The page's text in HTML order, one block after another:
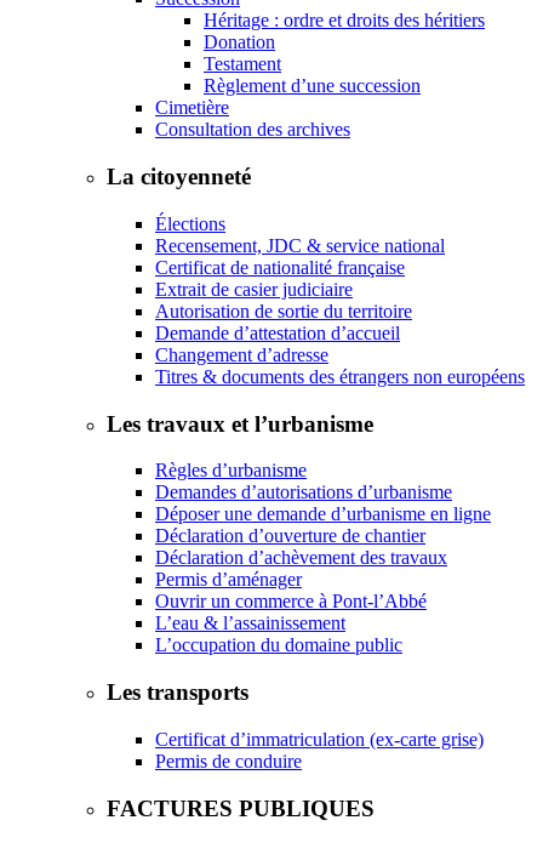
Héritage : ordre et droits des héritiers
Donation
Testament
Règlement d’une succession
Cimetière
Consultation des archives
La citoyenneté
Élections
Recensement, JDC & service national
Certificat de nationalité française
Extrait de casier judiciaire
Autorisation de sortie du territoire
Demande d’attestation d’accueil
Changement d’adresse
Titres & documents des étrangers non européens
Les travaux et l’urbanisme
Règles d’urbanisme
Demandes d’autorisations d’urbanisme
Déposer une demande d’urbanisme en ligne
Déclaration d’ouverture de chantier
Déclaration d’achèvement des travaux
Permis d’aménager
Ouvrir un commerce à Pont-l’Abbé
L’eau & l’assainissement
L’occupation du domaine public
Les transports
Certificat d’immatriculation (ex-carte grise)
Permis de conduire
FACTURES PUBLIQUES